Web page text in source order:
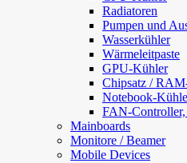
Radiatoren
Pumpen und
Wasserkühler
Wärmeleitpaste
GPU-Kühler
Chipsatz /
Notebook-
FAN-Controller,
Mainboards
Monitore / Beamer
Mobile Devices